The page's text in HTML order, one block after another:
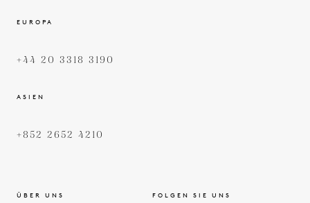
EUROPA
+44 20 3318 3190
ASIEN
+852 2652 4210
ÜBER UNS FOLGEN SIE UNS